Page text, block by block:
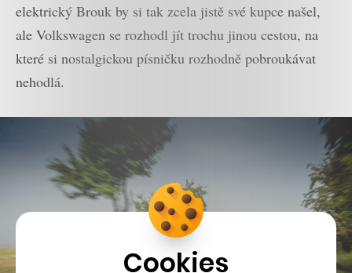
elektrický Brouk by si tak zcela jistě své kupce našel,
ale Volkswagen se rozhodl jít trochu jinou cestou, na
které si nostalgickou písničku rozhodně pobroukávat
nehodlá.
Cookies